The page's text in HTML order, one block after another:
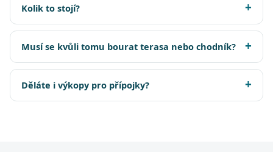
Kolik to stojí?
Musí se kvůli tomu bourat terasa nebo chodník?
Děláte i výkopy pro přípojky?